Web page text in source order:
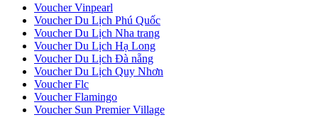
Voucher Vinpearl
Voucher Du Lịch Phú Quốc
Voucher Du Lịch Nha trang
Voucher Du Lịch Hạ Long
Voucher Du Lịch Đà nẵng
Voucher Du Lịch Quy Nhơn
Voucher Flc
Voucher Flamingo
Voucher Sun Premier Village